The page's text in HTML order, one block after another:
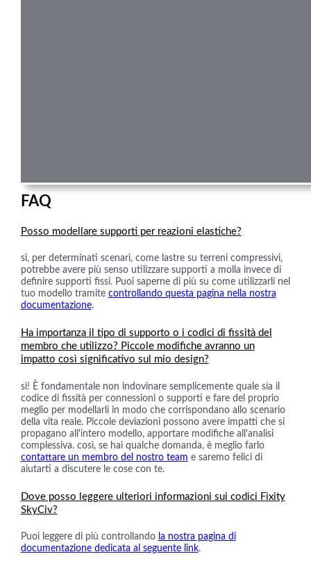
FAQ
Posso modellare supporti per reazioni elastiche?
sì, per determinati scenari, come lastre su terreni compressivi,
potrebbe avere più senso utilizzare supporti a molla invece di
definire supporti fissi. Puoi saperne di più su come utilizzarli nel
tuo modello tramite controllando questa pagina nella nostra
documentazione.
Ha importanza il tipo di supporto o i codici di fissità del
membro che utilizzo? Piccole modifiche avranno un
impatto così significativo sul mio design?
sì! È fondamentale non indovinare semplicemente quale sia il
codice di fissità per connessioni o supporti e fare del proprio
meglio per modellarli in modo che corrispondano allo scenario
della vita reale. Piccole deviazioni possono avere impatti che si
propagano all'intero modello, apportare modifiche all'analisi
complessiva. così, se hai qualche domanda, è meglio farlo
contattare un membro del nostro team e saremo felici di
aiutarti a discutere le cose con te.
Dove posso leggere ulteriori informazioni sui codici Fixity
SkyCiv?
Puoi leggere di più controllando la nostra pagina di
documentazione dedicata al seguente link.